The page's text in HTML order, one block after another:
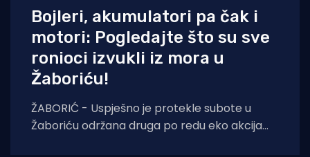
Bojleri, akumulatori pa čak i
motori: Pogledajte što su sve
ronioci izvukli iz mora u
Žaboriću!
ŽABORIĆ - Uspješno je protekle subote u
Žaboriću održana druga po redu eko akcija